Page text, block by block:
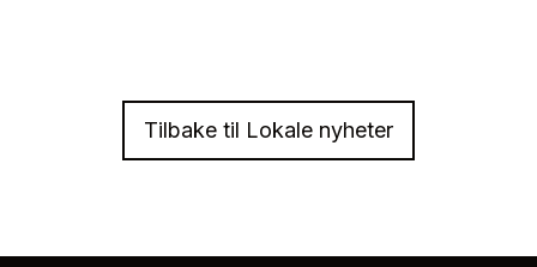
Tilbake til Lokale nyheter